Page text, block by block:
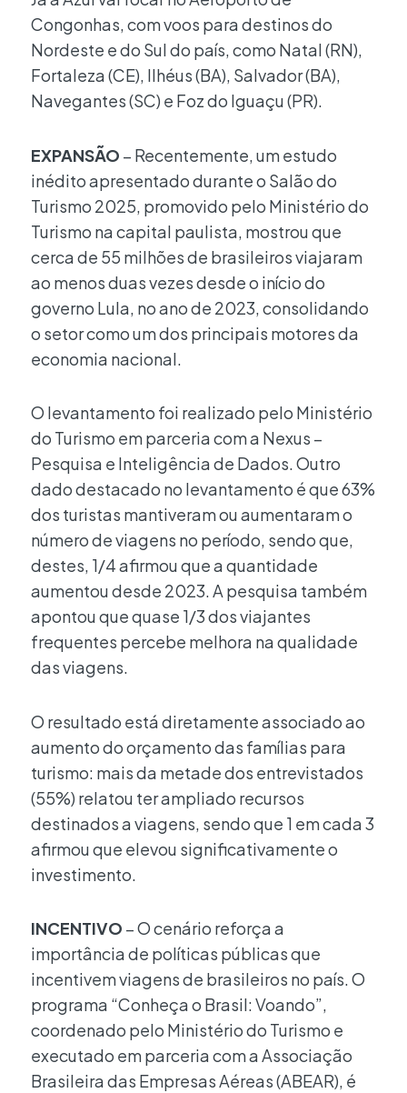
Congonhas, com voos para destinos do
Nordeste e do Sul do país, como Natal (RN),
Fortaleza (CE), Ilhéus (BA), Salvador (BA),
Navegantes (SC) e Foz do Iguaçu (PR).
EXPANSÃO – Recentemente, um estudo
inédito apresentado durante o Salão do
Turismo 2025, promovido pelo Ministério do
Turismo na capital paulista, mostrou que
cerca de 55 milhões de brasileiros viajaram
ao menos duas vezes desde o início do
governo Lula, no ano de 2023, consolidando
o setor como um dos principais motores da
economia nacional.
O levantamento foi realizado pelo Ministério
do Turismo em parceria com a Nexus –
Pesquisa e Inteligência de Dados. Outro
dado destacado no levantamento é que 63%
dos turistas mantiveram ou aumentaram o
número de viagens no período, sendo que,
destes, 1/4 afirmou que a quantidade
aumentou desde 2023. A pesquisa também
apontou que quase 1/3 dos viajantes
frequentes percebe melhora na qualidade
das viagens.
O resultado está diretamente associado ao
aumento do orçamento das famílias para
turismo: mais da metade dos entrevistados
(55%) relatou ter ampliado recursos
destinados a viagens, sendo que 1 em cada 3
afirmou que elevou significativamente o
investimento.
INCENTIVO – O cenário reforça a
importância de políticas públicas que
incentivem viagens de brasileiros no país. O
programa “Conheça o Brasil: Voando”,
coordenado pelo Ministério do Turismo e
executado em parceria com a Associação
Brasileira das Empresas Aéreas (ABEAR), é